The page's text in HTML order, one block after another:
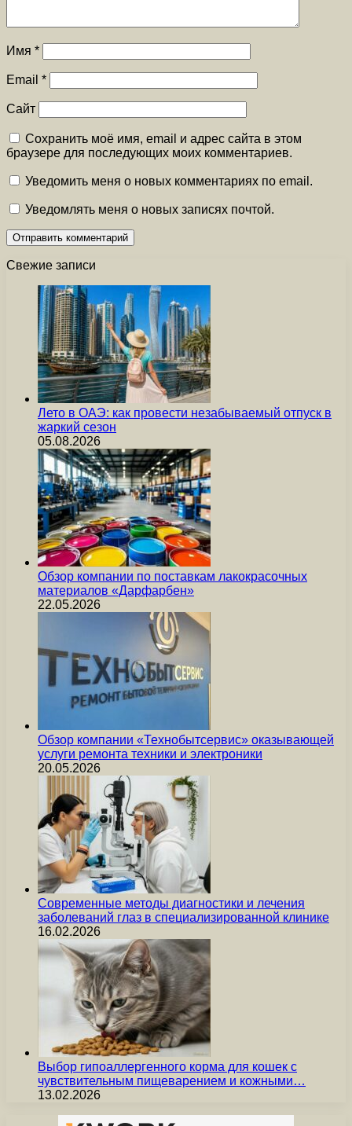
Имя *
Email *
Сайт
Сохранить моё имя, email и адрес сайта в этом
браузере для последующих моих комментариев.
Уведомить меня о новых комментариях по email.
Уведомлять меня о новых записях почтой.
Свежие записи
Лето в ОАЭ: как провести незабываемый отпуск в
жаркий сезон
05.08.2026
Обзор компании по поставкам лакокрасочных
материалов «Дарфарбен»
22.05.2026
Обзор компании «Технобытсервис» оказывающей
услуги ремонта техники и электроники
20.05.2026
Современные методы диагностики и лечения
заболеваний глаз в специализированной клинике
16.02.2026
Выбор гипоаллергенного корма для кошек с
чувствительным пищеварением и кожными…
13.02.2026